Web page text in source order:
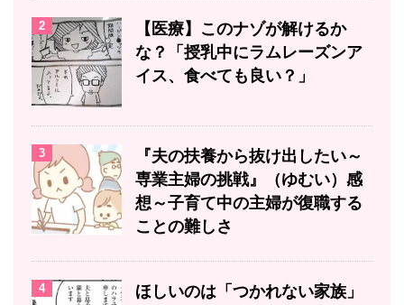
2
【医療】このナゾが解けるか
な？「授乳中にラムレーズンア
イス、食べても良い？」
3
『夫の扶養から抜け出したい～
専業主婦の挑戦』（ゆむい）感
想～子育て中の主婦が復職する
ことの難しさ
4
ほしいのは「つかれない家族」